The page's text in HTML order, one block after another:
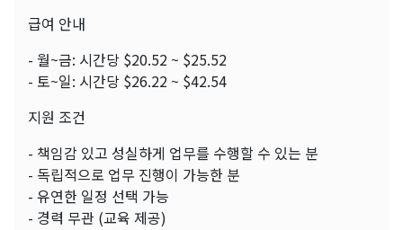
급여 안내
- 월~금: 시간당 $20.52 ~ $25.52
- 토~일: 시간당 $26.22 ~ $42.54
지원 조건
- 책임감 있고 성실하게 업무를 수행할 수 있는 분
- 독립적으로 업무 진행이 가능한 분
- 유연한 일정 선택 가능
- 경력 무관 (교육 제공)